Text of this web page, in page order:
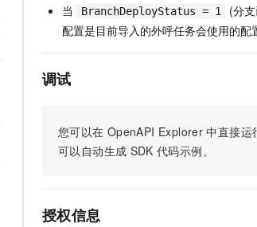
当
BranchDeployStatus = 1 (分
配置是目前导入的外呼任务会使用的配
调试
您可以在 OpenAPI Explorer 中直接运
可以自动生成 SDK 代码示例。
授权信息
在线体验全尺寸、多种模态的模型效果
Happy 系列大模型
灵活
人工
快速部署 Dify，高效搭建 AI 应用
10 分钟在聊天系统中增加一个 AI 助手
AI 开发和 AI 应用解决方案
广告